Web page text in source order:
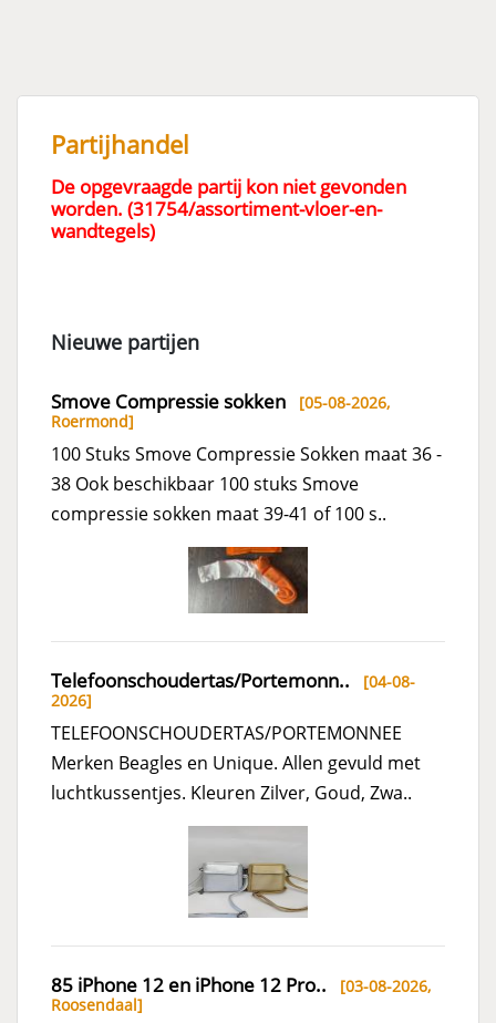
Partijhandel
De opgevraagde partij kon niet gevonden
worden. (31754/assortiment-vloer-en-
wandtegels)
Nieuwe partijen
Smove Compressie sokken [05-08-2026,
Roermond]
100 Stuks Smove Compressie Sokken maat 36 -
38 Ook beschikbaar 100 stuks Smove
compressie sokken maat 39-41 of 100 s..
Telefoonschoudertas/Portemonn.. [04-08-
2026]
TELEFOONSCHOUDERTAS/PORTEMONNEE
Merken Beagles en Unique. Allen gevuld met
luchtkussentjes. Kleuren Zilver, Goud, Zwa..
85 iPhone 12 en iPhone 12 Pro.. [03-08-2026,
Roosendaal]